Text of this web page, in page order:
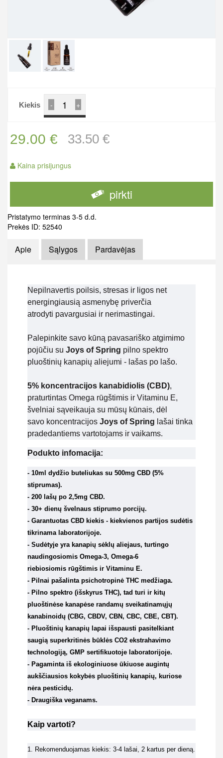
Kiekis - +
29.00 €
Kaina prisijungus
33.50 €
pirkti
Pristatymo terminas 3-5 d.d.
Prekės ID: 52540
Apie Sąlygos Pardavėjas
Nepilnavertis poilsis, stresas ir ligos net
energingiausią asmenybę priverčia
atrodyti pavargusiai ir nerimastingai.
Palepinkite savo kūną pavasariško atgimimo
pojūčiu su Joys of Spring pilno spektro
pluoštinių kanapių aliejumi - lašas po lašo.
5% koncentracijos kanabidiolis (CBD),
praturtintas Omega rūgštimis ir Vitaminu E,
švelniai sąveikauja su mūsų kūnais, dėl
savo koncentracijos Joys of Spring lašai tinka
pradedantiems vartotojams ir vaikams.
Podukto infomacija:
- 10ml dydžio buteliukas su 500mg CBD (5%
stiprumas).
- 200 lašų po 2,5mg CBD.
- 30+ dienų švelnaus stiprumo porcijų.
- Garantuotas CBD kiekis - kiekvienos partijos sudėtis
tikrinama laboratorijoje.
- Sudėtyje yra kanapių sėklų aliejaus, turtingo
naudingosiomis Omega-3, Omega-6
riebiosiomis rūgštimis ir Vitaminu E.
- Pilnai pašalinta psichotropinė THC medžiaga.
- Pilno spektro (išskyrus THC), tad turi ir kitų
pluoštinėse kanapėse randamų sveikatinamųjų
kanabinoidų (CBG, CBDV, CBN, CBC, CBE, CBT).
- Pluoštinių kanapių lapai išspausti pasitelkiant
saugią superkritinės būklės CO2 ekstrahavimo
technologiją, GMP sertifikuotoje laboratorijoje.
- Pagaminta iš ekologiniuose ūkiuose augintų
aukščiausios kokybės pluoštinių kanapių, kuriose
nėra pesticidų.
- Draugiška veganams.
Kaip vartoti?
1. Rekomenduojamas kiekis: 3-4 lašai, 2 kartus per dieną.